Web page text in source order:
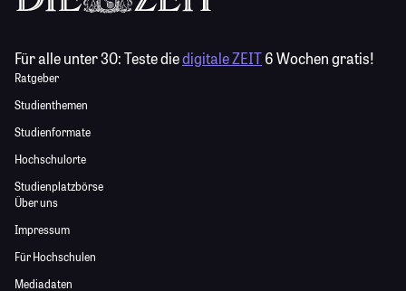
Für alle unter 30:Teste diedigitale ZEIT6 Wochen gratis!
Ratgeber
Studienthemen
Studienformate
Hochschulorte
Studienplatzbörse
Über uns
Impressum
Für Hochschulen
Mediadaten